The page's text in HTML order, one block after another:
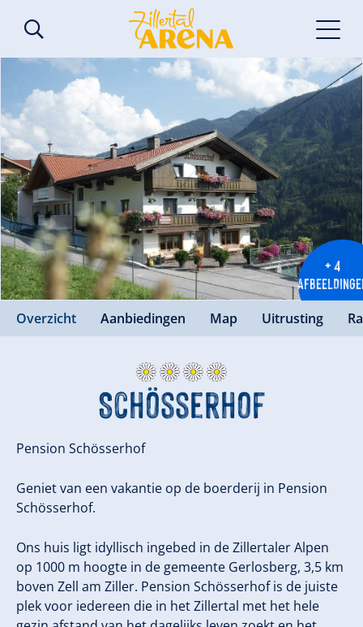
+ 4
Overzicht Aanbiedingen Map Uitrusting
Schösserhof
Pension Schösserhof
Geniet van een vakantie op de boerderij in Pension
Schösserhof.
Ons huis ligt idyllisch ingebed in de Zillertaler Alpen
op 1000 m hoogte in de gemeente Gerlosberg, 3,5 km
boven Zell am Ziller. Pension Schösserhof is de juiste
plek voor iedereen die in het Zillertal met het hele